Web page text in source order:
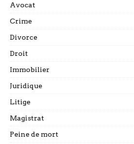
Avocat
Crime
Divorce
Droit
Immobilier
Juridique
Litige
Magistrat
Peine de mort